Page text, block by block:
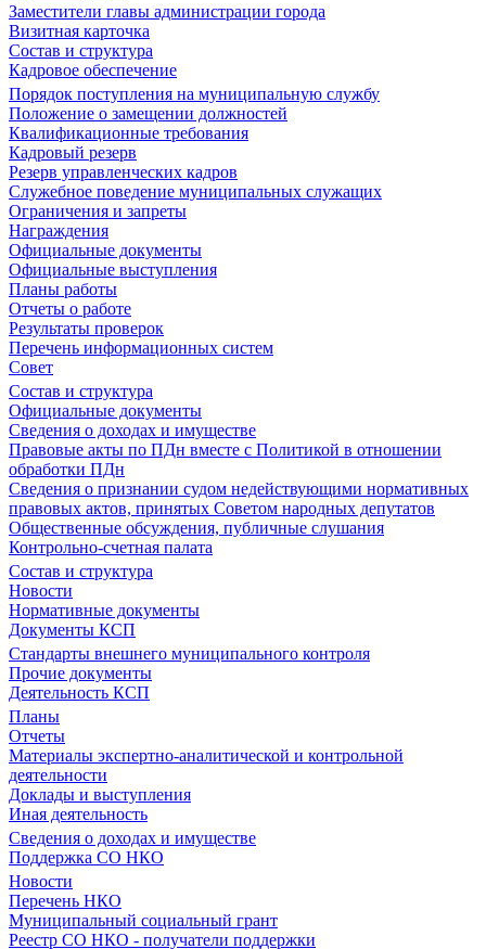
Заместители главы администрации города
Визитная карточка
Состав и структура
Кадровое обеспечение
Порядок поступления на муниципальную службу
Положение о замещении должностей
Квалификационные требования
Кадровый резерв
Резерв управленческих кадров
Служебное поведение муниципальных служащих
Ограничения и запреты
Награждения
Официальные документы
Официальные выступления
Планы работы
Отчеты о работе
Результаты проверок
Перечень информационных систем
Совет
Состав и структура
Официальные документы
Сведения о доходах и имуществе
Правовые акты по ПДн вместе с Политикой в отношении
обработки ПДн
Сведения о признании судом недействующими нормативных
правовых актов, принятых Советом народных депутатов
Общественные обсуждения, публичные слушания
Контрольно-счетная палата
Состав и структура
Новости
Нормативные документы
Документы КСП
Стандарты внешнего муниципального контроля
Прочие документы
Деятельность КСП
Планы
Отчеты
Материалы экспертно-аналитической и контрольной
деятельности
Доклады и выступления
Иная деятельность
Сведения о доходах и имуществе
Поддержка СО НКО
Новости
Перечень НКО
Муниципальный социальный грант
Реестр СО НКО - получатели поддержки